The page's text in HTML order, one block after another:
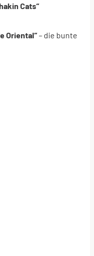
Cats“
Oriental“– die bunte